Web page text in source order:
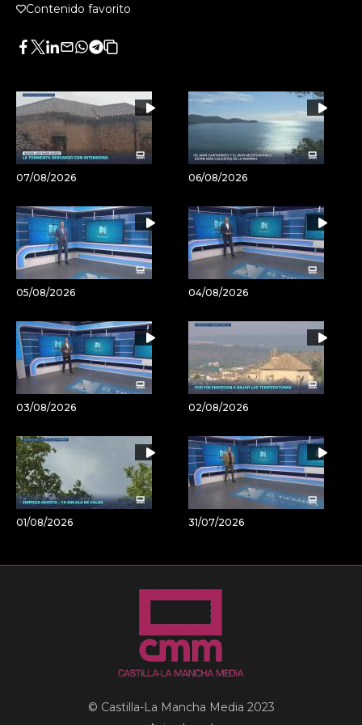
Contenido favorito
Facebook
Twitter
LinkedIn
Enviar
Whatsapp
Telegram
Copiar
artículo
07/08/2026 06/08/2026
05/08/2026 04/08/2026
03/08/2026 02/08/2026
01/08/2026 31/07/2026
© Castilla-La Mancha Media 2023